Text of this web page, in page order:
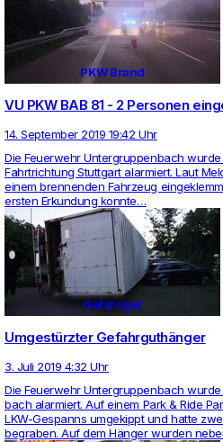
PKW Brand
VU PKW BAB 81 - 2 Personen
14. September 2019 19:42 Uhr
Die Feu­er­wehr Unter­grup­pen­bach wurde
Fahrt­rich­tung Stutt­gart alar­miert. Laut
einem bren­nenden Fahr­zeug
ersten Erkun­dung konnte…
Gefahrgut
Umgestürzter Gefahrguthänger
3. Juli 2019 4:32 Uhr
Die Feu­er­wehr Unter­grup­pen­bach
bach alar­miert. Auf einem Park & Ride
LKW-Gespanns umge­kippt und hatte
begraben. Auf dem Hänger wurden